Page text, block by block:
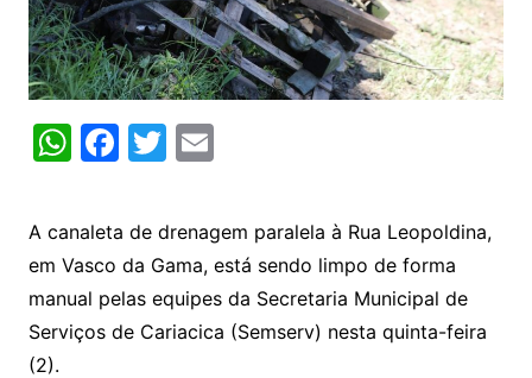
W
at
s
A
p
F
c
e
b
o
T
itt
er
E
ai
l
A canaleta de drenagem paralela à Rua Leopoldina,
em Vasco da Gama, está sendo limpo de forma
manual pelas equipes da Secretaria Municipal de
Serviços de Cariacica (Semserv) nesta quinta-feira
(2).